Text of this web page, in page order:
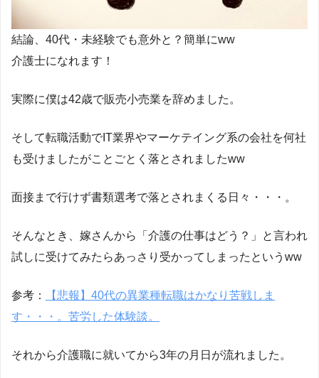
結論、40代・未経験でも意外と？簡単にww
介護士になれます！
実際に僕は42歳で販売小売業を辞めました。
そして転職活動でIT業界やマーケテイング系の会社を何社
も受けましたがことごとく落とされましたww
面接まで行けず書類選考で落とされまくる日々・・・。
そんなとき、嫁さんから「介護の仕事はどう？」と言われ
試しに受けてみたらあっさり受かってしまったというww
参考：
【悲報】40代の異業種転職はかなり苦戦しま
す・・・。苦労した体験談。
それから介護職に就いてから3年の月日が流れました。